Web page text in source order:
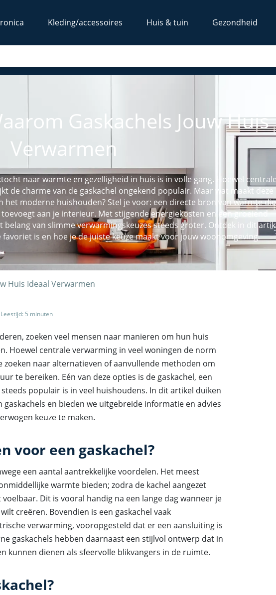
Kleding/accessoires Huis & tuin Gezondheid
Gaskachels Jouw Huis
Verwarmen
naar warmte en gezelligheid in huis is in volle gang. Hoewel centrale
de charme van de gaskachel ongekend populair. Maar wat maakt deze
het moderne huishouden? Stel je voor: een directe bron van warmte die
aan je interieur. Met stijgende energiekosten en een groeiend
van slimme verwarmingskeuzes steeds groter. Ontdek in dit
is en hoe je de juiste keuze maakt voor jouw woonomgeving.
Huis Ideaal Verwarmen
Leestijd: 5 minuten
zoeken veel mensen naar manieren om hun huis
Hoewel centrale verwarming in veel woningen de norm
zoeken naar alternatieven of aanvullende methoden om
te bereiken. Eén van deze opties is de gaskachel, een
populair is in veel huishoudens. In dit artikel duiken
gaskachels en bieden we uitgebreide informatie en advies
keuze te maken.
voor een gaskachel?
een aantal aantrekkelijke voordelen. Het meest
warmte bieden; zodra de kachel aangezet
Dit is vooral handig na een lange dag wanneer je
creëren. Bovendien is een gaskachel vaak
verwarming, vooropgesteld dat er een aansluiting is
gaskachels hebben daarnaast een stijlvol ontwerp dat in
kunnen dienen als sfeervolle blikvangers in de ruimte.